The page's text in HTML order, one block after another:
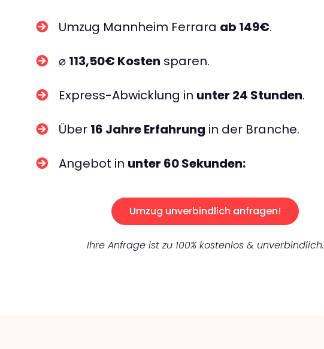
Umzug Mannheim Ferrara ab 149€.
⌀ 113,50€ Kosten sparen.
Express-Abwicklung in unter 24 Stunden.
Über 16 Jahre Erfahrung in der Branche.
Angebot in unter 60 Sekunden:
Umzug unverbindlich anfragen!
Ihre Anfrage ist zu 100% kostenlos & unverbindlich.